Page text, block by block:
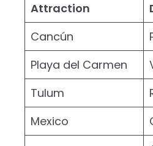
Attraction
Cancún
Playa del Carmen
Tulum
Mexico